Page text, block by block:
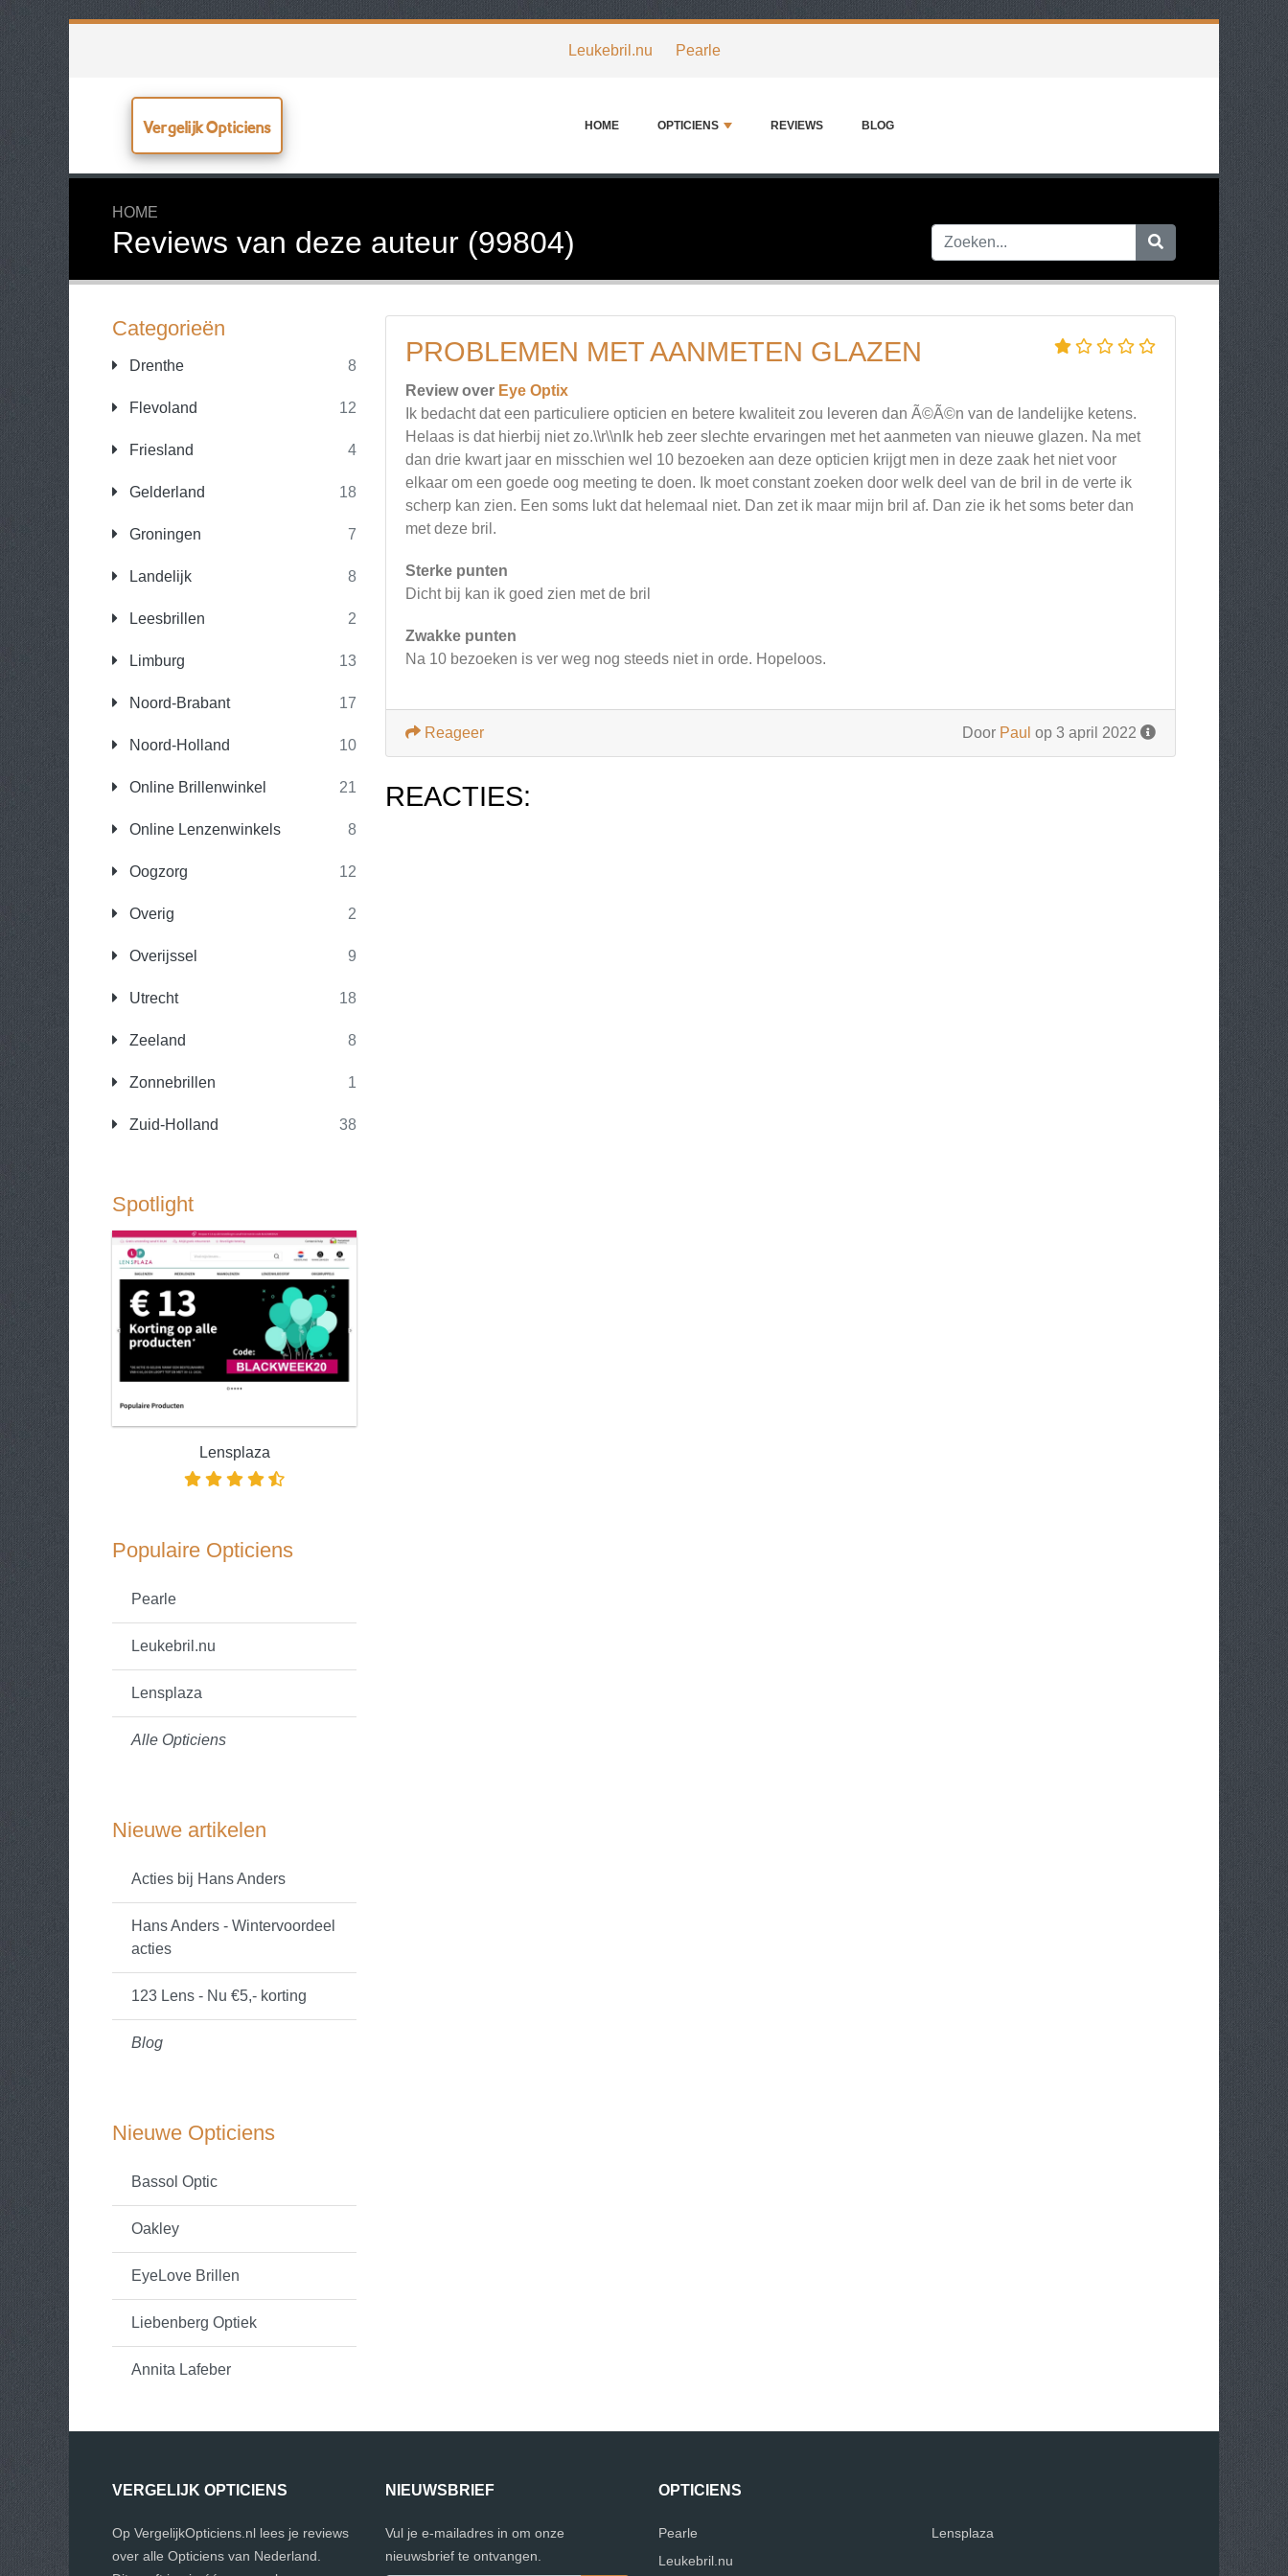
Leukebril.nu Pearle
Vergelijk Opticiens HOME OPTICIENS REVIEWS BLOG
HOME
Reviews van deze auteur (99804)
Categorieën
Drenthe 8
Flevoland 12
Friesland 4
Gelderland 18
Groningen 7
Landelijk 8
Leesbrillen 2
Limburg 13
Noord-Brabant 17
Noord-Holland 10
Online Brillenwinkel 21
Online Lenzenwinkels 8
Oogzorg 12
Overig 2
Overijssel 9
Utrecht 18
Zeeland 8
Zonnebrillen 1
Zuid-Holland 38
Spotlight
Lensplaza
Populaire Opticiens
Pearle
Leukebril.nu
Lensplaza
Alle Opticiens
Nieuwe artikelen
Acties bij Hans Anders
Hans Anders - Wintervoordeel
acties
123 Lens - Nu €5,- korting
Blog
Nieuwe Opticiens
Bassol Optic
Oakley
EyeLove Brillen
Liebenberg Optiek
Annita Lafeber
PROBLEMEN MET AANMETEN GLAZEN
Review over Eye Optix
Ik bedacht dat een particuliere opticien en betere kwaliteit zou leveren dan Ã©Ã©n van de landelijke ketens.
Helaas is dat hierbij niet zo.\\r\\nIk heb zeer slechte ervaringen met het aanmeten van nieuwe glazen. Na met
dan drie kwart jaar en misschien wel 10 bezoeken aan deze opticien krijgt men in deze zaak het niet voor
elkaar om een goede oog meeting te doen. Ik moet constant zoeken door welk deel van de bril in de verte ik
scherp kan zien. Een soms lukt dat helemaal niet. Dan zet ik maar mijn bril af. Dan zie ik het soms beter dan
met deze bril.
Sterke punten
Dicht bij kan ik goed zien met de bril
Zwakke punten
Na 10 bezoeken is ver weg nog steeds niet in orde. Hopeloos.
Door Paul op 3 april 2022
Reageer
REACTIES:
VERGELIJK OPTICIENS
Op VergelijkOpticiens.nl lees je reviews
over alle Opticiens van Nederland.
NIEUWSBRIEF
Vul je e-mailadres in om onze
nieuwsbrief te ontvangen.
OPTICIENS
Pearle
Leukebril.nu
Lensplaza